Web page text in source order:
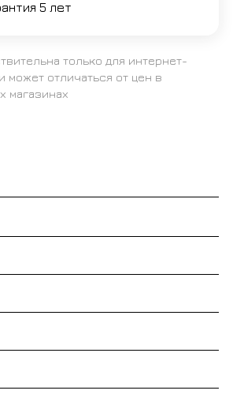
5 лет
только для интернет-
может отличаться от цен в
магазинах